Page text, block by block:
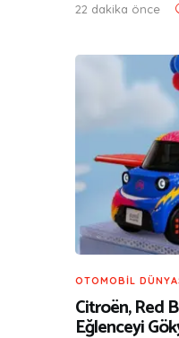
22 dakika önce
OTOMOBIL
Citroën, Red
Eğlenceyi